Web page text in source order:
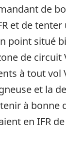
de
et de
point situé
de circuit
à tout vol
et la
à bonne
en IFR